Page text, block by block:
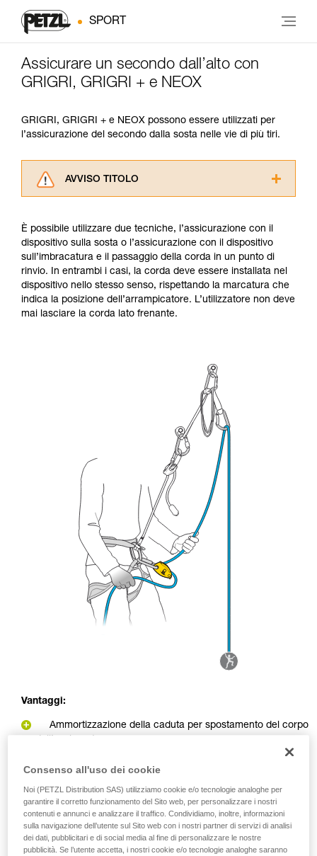
SPORT
Assicurare un secondo dall’alto con
GRIGRI, GRIGRI + e NEOX
GRIGRI, GRIGRI + e NEOX possono essere utilizzati per
l’assicurazione del secondo dalla sosta nelle vie di più tiri.
AVVISO TITOLO
consultarlo. Dovete aver compreso le
informazioni dell’istruzione tecnica per poter
capire queste ulteriori informazioni.
La padronanza di queste tecniche richiede una
formazione ed un addestramento specifico.
Verificate con un professionista la vostra
capacità di rifare la manovra, da soli, in piena
È possibile utilizzare due tecniche, l’assicurazione con il
dispositivo sulla sosta o l’assicurazione con il dispositivo
sull’imbracatura e il passaggio della corda in un punto di
rinvio. In entrambi i casi, la corda deve essere installata nel
dispositivo nello stesso senso, rispettando la marcatura che
indica la posizione dell’arrampicatore. L’utilizzatore non deve
mai lasciare la corda lato frenante.
Vantaggi:
Ammortizzazione della caduta per spostamento del corpo
moulinette
Svantaggi:
Possibilità che l’assicuratore sia proiettato nel punto di
rinvio in caso di grande caduta o grande differenza di peso
tra assicuratore e arrampicatore
Consenso all'uso dei cookie
Noi (PETZL Distribution SAS) utilizziamo cookie e/o tecnologie analoghe per
garantire il corretto funzionamento del Sito web, per personalizzare i nostri
contenuti e annunci e analizzare il traffico. Condividiamo, inoltre, informazioni
sulla navigazione dell’utente sul Sito web con i nostri partner di servizi di analisi
dei dati, pubblicitari e di social media al fine di personalizzare le nostre
pubblicità. Se l’utente accetta, i nostri cookie e/o tecnologie analoghe saranno